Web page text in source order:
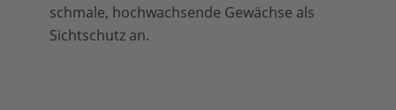
schmale, hochwachsende Gewächse als
Sichtschutz an.